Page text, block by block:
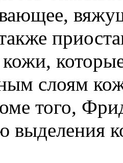
кожи,
слоям
того,